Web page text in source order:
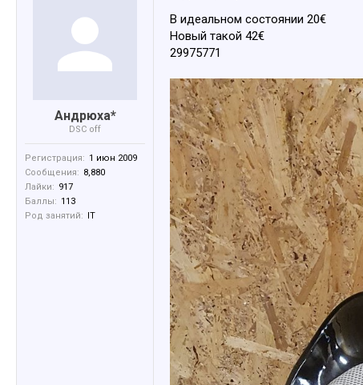
Андрюха*
DSC off
Регистрация: 1 июн 2009
Сообщения: 8,880
Лайки: 917
Баллы: 113
Род занятий: IT
В идеальном состоянии 20€
Новый такой 42€
29975771